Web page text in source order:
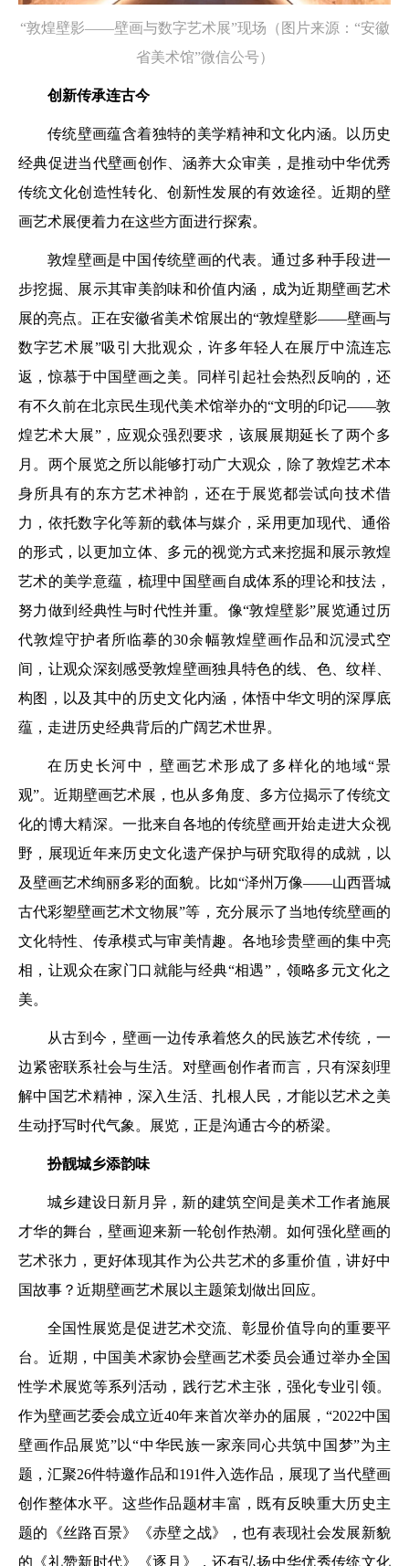
“敦煌壁影——壁画与数字艺术展”现场（图片来源：“安徽
省美术馆”微信公号）
创新传承连古今
传统壁画蕴含着独特的美学精神和文化内涵。以历史
经典促进当代壁画创作、涵养大众审美，是推动中华优秀
传统文化创造性转化、创新性发展的有效途径。近期的壁
画艺术展便着力在这些方面进行探索。
敦煌壁画是中国传统壁画的代表。通过多种手段进一
步挖掘、展示其审美韵味和价值内涵，成为近期壁画艺术
展的亮点。正在安徽省美术馆展出的“敦煌壁影——壁画与
数字艺术展”吸引大批观众，许多年轻人在展厅中流连忘
返，惊慕于中国壁画之美。同样引起社会热烈反响的，还
有不久前在北京民生现代美术馆举办的“文明的印记——敦
煌艺术大展”，应观众强烈要求，该展展期延长了两个多
月。两个展览之所以能够打动广大观众，除了敦煌艺术本
身所具有的东方艺术神韵，还在于展览都尝试向技术借
力，依托数字化等新的载体与媒介，采用更加现代、通俗
的形式，以更加立体、多元的视觉方式来挖掘和展示敦煌
艺术的美学意蕴，梳理中国壁画自成体系的理论和技法，
努力做到经典性与时代性并重。像“敦煌壁影”展览通过历
代敦煌守护者所临摹的30余幅敦煌壁画作品和沉浸式空
间，让观众深刻感受敦煌壁画独具特色的线、色、纹样、
构图，以及其中的历史文化内涵，体悟中华文明的深厚底
蕴，走进历史经典背后的广阔艺术世界。
在历史长河中，壁画艺术形成了多样化的地域“景
观”。近期壁画艺术展，也从多角度、多方位揭示了传统文
化的博大精深。一批来自各地的传统壁画开始走进大众视
野，展现近年来历史文化遗产保护与研究取得的成就，以
及壁画艺术绚丽多彩的面貌。比如“泽州万像——山西晋城
古代彩塑壁画艺术文物展”等，充分展示了当地传统壁画的
文化特性、传承模式与审美情趣。各地珍贵壁画的集中亮
相，让观众在家门口就能与经典“相遇”，领略多元文化之
美。
从古到今，壁画一边传承着悠久的民族艺术传统，一
边紧密联系社会与生活。对壁画创作者而言，只有深刻理
解中国艺术精神，深入生活、扎根人民，才能以艺术之美
生动抒写时代气象。展览，正是沟通古今的桥梁。
扮靓城乡添韵味
城乡建设日新月异，新的建筑空间是美术工作者施展
才华的舞台，壁画迎来新一轮创作热潮。如何强化壁画的
艺术张力，更好体现其作为公共艺术的多重价值，讲好中
国故事？近期壁画艺术展以主题策划做出回应。
全国性展览是促进艺术交流、彰显价值导向的重要平
台。近期，中国美术家协会壁画艺术委员会通过举办全国
性学术展览等系列活动，践行艺术主张，强化专业引领。
作为壁画艺委会成立近40年来首次举办的届展，“2022中国
壁画作品展览”以“中华民族一家亲同心共筑中国梦”为主
题，汇聚26件特邀作品和191件入选作品，展现了当代壁画
创作整体水平。这些作品题材丰富，既有反映重大历史主
题的《丝路百景》《赤壁之战》，也有表现社会发展新貌
的《礼赞新时代》《逐月》，还有弘扬中华优秀传统文化